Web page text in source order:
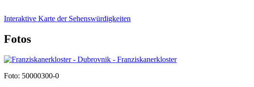
Interaktive Karte der Sehenswürdigkeiten
Fotos
Foto: 50000300-0